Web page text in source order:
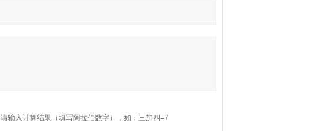
请输入计算结果（填写阿拉伯数字），如：三加四=7